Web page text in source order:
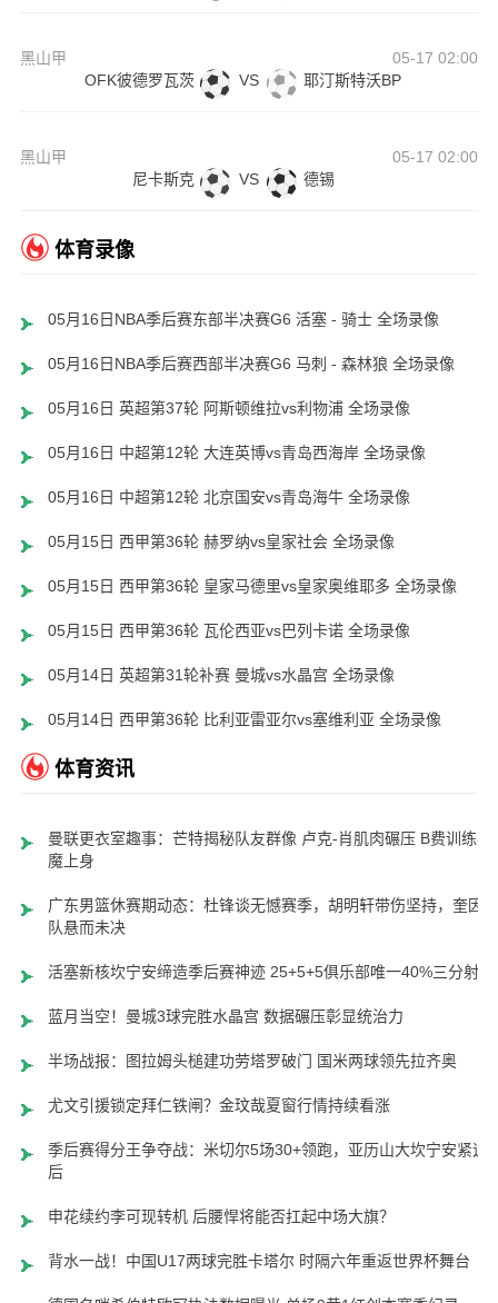
黑山甲
05-17 02:00
OFK彼德罗瓦茨
VS 耶汀斯特沃BP
黑山甲
05-17 02:00
尼卡斯克
VS 德锡
体育录像
05月16日NBA季后赛东部半决赛G6 活塞 - 骑士 全场录像
05月16日NBA季后赛西部半决赛G6 马刺 - 森林狼 全场录像
05月16日 英超第37轮 阿斯顿维拉vs利物浦 全场录像
05月16日 中超第12轮 大连英博vs青岛西海岸 全场录像
05月16日 中超第12轮 北京国安vs青岛海牛 全场录像
05月15日 西甲第36轮 赫罗纳vs皇家社会 全场录像
05月15日 西甲第36轮 皇家马德里vs皇家奥维耶多 全场录像
05月15日 西甲第36轮 瓦伦西亚vs巴列卡诺 全场录像
05月14日 英超第31轮补赛 曼城vs水晶宫 全场录像
05月14日 西甲第36轮 比利亚雷亚尔vs塞维利亚 全场录像
体育资讯
曼联更衣室趣事：芒特揭秘队友群像 卢克-肖肌肉碾压 B费训练狂
魔上身
广东男篮休赛期动态：杜锋谈无憾赛季，胡明轩带伤坚持，奎因留
队悬而未决
活塞新核坎宁安缔造季后赛神迹 25+5+5俱乐部唯一40%三分射手
蓝月当空！曼城3球完胜水晶宫 数据碾压彰显统治力
半场战报：图拉姆头槌建功劳塔罗破门 国米两球领先拉齐奥
尤文引援锁定拜仁铁闸？金玟哉夏窗行情持续看涨
季后赛得分王争夺战：米切尔5场30+领跑，亚历山大坎宁安紧追
后
申花续约李可现转机 后腰悍将能否扛起中场大旗？
背水一战！中国U17两球完胜卡塔尔 时隔六年重返世界杯舞台